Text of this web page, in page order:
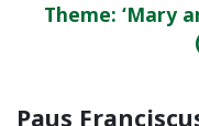
Theme: ‘Mary
Paus